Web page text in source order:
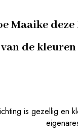
Maaike
de
is gezellig en